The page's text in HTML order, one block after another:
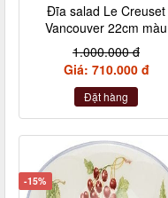
Đĩa salad Le Creuset
Vancouver 22cm màu
xanh caribe
1.000.000 đ
Giá: 710.000 đ
Đặt hàng
-15%